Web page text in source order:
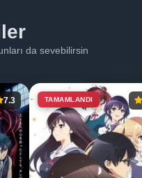
da sevebilirsin
7.3 TAMAMLANDI